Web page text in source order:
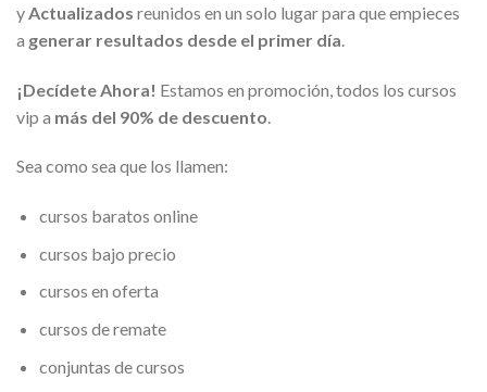
y Actualizados reunidos en un solo lugar para que empieces
a generar resultados desde el primer día
¡Decídete Ahora! Estamos en promoción, todos los cursos
vip a más del 90% de descuento
Sea como sea que los llamen:
cursos baratos online
cursos bajo precio
cursos en oferta
cursos de remate
conjuntas de cursos